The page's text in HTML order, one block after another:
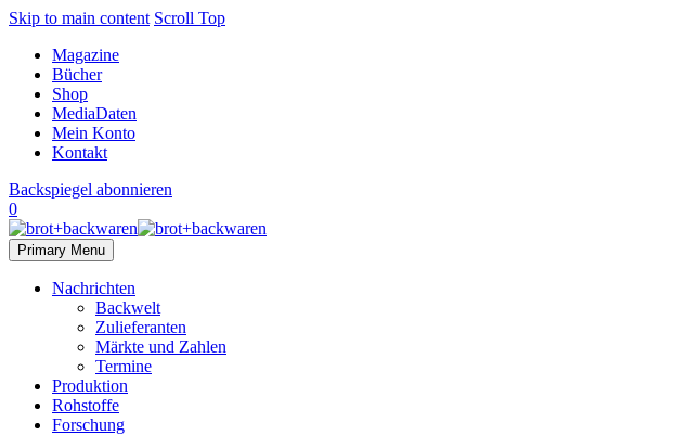
Skip to main content Scroll Top
Magazine
Bücher
Shop
MediaDaten
Mein Konto
Kontakt
Backspiegel abonnieren
0
Primary Menu
Nachrichten
Backwelt
Zulieferanten
Märkte und Zahlen
Termine
Produktion
Rohstoffe
Forschung